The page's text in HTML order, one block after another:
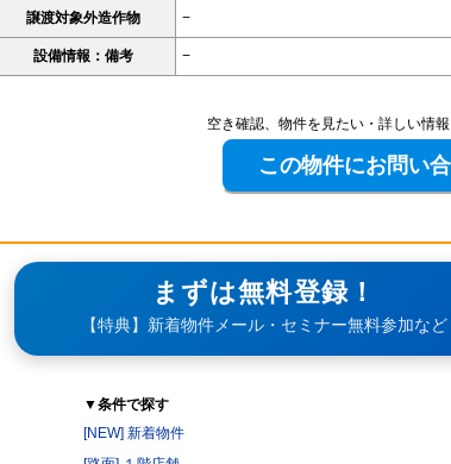
譲渡対象外造作物 −
設備情報：備考 −
空き確認、物件を見たい・詳しい情
まずは無料登録！
【特典】新着物件メール・セミナー無料参加など
▼条件で探す
[NEW] 新着物件